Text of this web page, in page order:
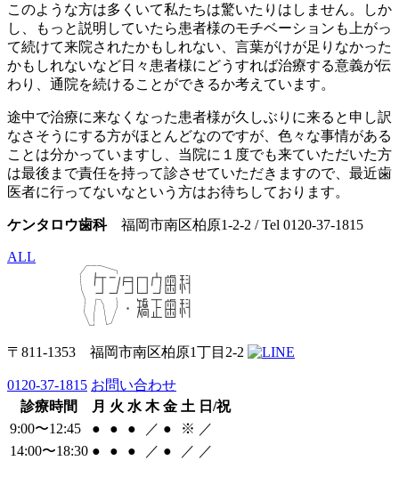
このような方は多くいて私たちは驚いたりはしません。しか
し、もっと説明していたら患者様のモチベーションも上がっ
て続けて来院されたかもしれない、言葉がけが足りなかった
かもしれないなど日々患者様にどうすれば治療する意義が伝
わり、通院を続けることができるか考えています。
途中で治療に来なくなった患者様が久しぶりに来ると申し訳
なさそうにする方がほとんどなのですが、色々な事情がある
ことは分かっていますし、当院に１度でも来ていただいた方
は最後まで責任を持って診させていただきますので、最近歯
医者に行ってないなという方はお待ちしております。
ケンタロウ歯科福岡市南区柏原1-2-2 / Tel 0120-37-1815
ALL
〒811-1353 福岡市南区柏原1丁目2-2
0120-37-1815 お問い合わせ
診療時間
月 火 水 木 金 土 日/祝
9:00〜12:45
● ● ● ／ ● ※ ／
14:00〜18:30 ● ● ● ／ ● ／ ／